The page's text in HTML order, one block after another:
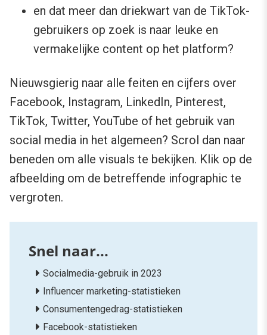
en dat meer dan driekwart van de TikTok-
gebruikers op zoek is naar leuke en
vermakelijke content op het platform?
Nieuwsgierig naar alle feiten en cijfers over
Facebook, Instagram, LinkedIn, Pinterest,
TikTok, Twitter, YouTube of het gebruik van
social media in het algemeen? Scrol dan naar
beneden om alle visuals te bekijken. Klik op de
afbeelding om de betreffende infographic te
vergroten.
Socialmedia-gebruik in 2023
Influencer marketing-statistieken
Consumentengedrag-statistieken
Facebook-statistieken